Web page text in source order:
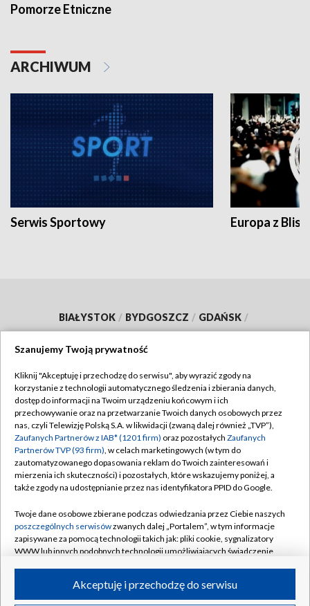
Pomorze Etniczne
ARCHIWUM
Serwis Sportowy Europa z
BIAŁYSTOK / BYDGOSZCZ / GDAŃSK /
OPOLE / POZNAŃ / RZESZÓW /
SZCZECIN
WARSZAWA WROCŁAW
Dołącz do nas:
Abonament TVP
Emisja w TVP
Centrum informacji TVP
Naziemna Telewizja Cyfrowa
Regulamin TVP
Polityka prywatności
Pomoc
Szanujemy Twoją prywatność
Kliknij "Akceptuję i przechodzę do serwisu", aby wyrazić zgody na
korzystanie z technologii automatycznego śledzenia i zbierania danych,
dostęp do informacji na Twoim urządzeniu końcowym i ich
przechowywanie oraz na przetwarzanie Twoich danych osobowych przez
nas, czyli Telewizję Polską S.A. w likwidacji (zwaną dalej również „TVP”),
Zaufanych Partnerów z IAB* (1201 firm) oraz pozostałych Zaufanych
Partnerów TVP (93 firm), w celach marketingowych (w tym do
zautomatyzowanego dopasowania reklam do Twoich zainteresowań i
mierzenia ich skuteczności) i pozostałych, które wskazujemy poniżej, a
także zgody na udostępnianie przez nas identyfikatora PPID do Google.
Twoje dane osobowe zbierane podczas odwiedzania przez Ciebie naszych
poszczególnych serwisówzwanych dalej „Portalem”, w tym informacje
zapisywane za pomocą technologii takich jak: pliki cookie, sygnalizatory
WWW lub innych podobnych technologii umożliwiających świadczenie
ruchu w Internecie.Akceptuję i przechodzę do serwisu